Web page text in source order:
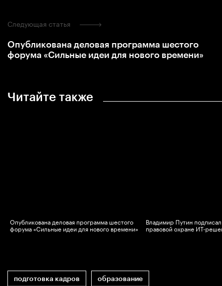
Читайте также
Опубликована деловая программа шестого
форума «Сильные идеи для нового времени»
Владимир Путин
правовой охране ИТ-
подготовка кадров образование
Следующая статья
Опубликована деловая программа шестого
форума «Сильные идеи для нового времени»